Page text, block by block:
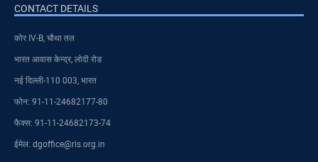
CONTACT DETAILS
कोर IV-B, चौथा तल
भारत आवास केन्द्र, लोदी रोड
नई दिल्ली-110 003, भारत
फोन: 91-11-24682177-80
फैक्स: 91-11-24682173-74
ईमेल: dgoffice@ris.org.in